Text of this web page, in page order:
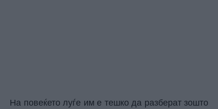
На повеќето луѓе им е тешко да разберат зошто